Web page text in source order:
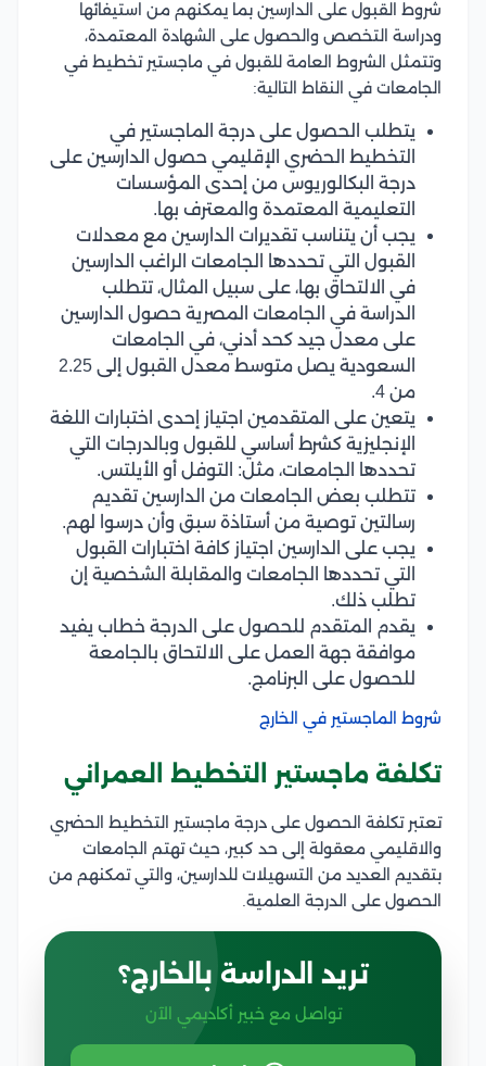
شروط القبول على الدارسين بما يمكنهم من استيفائها
ودراسة التخصص والحصول على الشهادة المعتمدة،
وتتمثل الشروط العامة للقبول في ماجستير تخطيط في
الجامعات في النقاط التالية:
يتطلب الحصول على درجة الماجستير في
التخطيط الحضري الإقليمي حصول الدارسين على
درجة البكالوريوس من إحدى المؤسسات
التعليمية المعتمدة والمعترف بها.
يجب أن يتناسب تقديرات الدارسين مع معدلات
القبول التي تحددها الجامعات الراغب الدارسين
في الالتحاق بها، على سبيل المثال، تتطلب
الدراسة في الجامعات المصرية حصول الدارسين
على معدل جيد كحد أدني، في الجامعات
السعودية يصل متوسط معدل القبول إلى 2.25
من 4.
يتعين على المتقدمين اجتياز إحدى اختبارات اللغة
الإنجليزية كشرط أساسي للقبول وبالدرجات التي
تحددها الجامعات، مثل: التوفل أو الأيلتس.
تتطلب بعض الجامعات من الدارسين تقديم
رسالتين توصية من أستاذة سبق وأن درسوا لهم.
يجب على الدارسين اجتياز كافة اختبارات القبول
التي تحددها الجامعات والمقابلة الشخصية إن
تطلب ذلك.
يقدم المتقدم للحصول على الدرجة خطاب يفيد
موافقة جهة العمل على الالتحاق بالجامعة
للحصول على البرنامج.
شروط الماجستير في الخارج
تكلفة ماجستير التخطيط العمراني
تعتبر تكلفة الحصول على درجة ماجستير التخطيط الحضري
والاقليمي معقولة إلى حد كبير، حيث تهتم الجامعات
بتقديم العديد من التسهيلات للدارسين، والتي تمكنهم من
الحصول على الدرجة العلمية.
تريد الدراسة بالخارج؟
تواصل مع خبير أكاديمي الآن